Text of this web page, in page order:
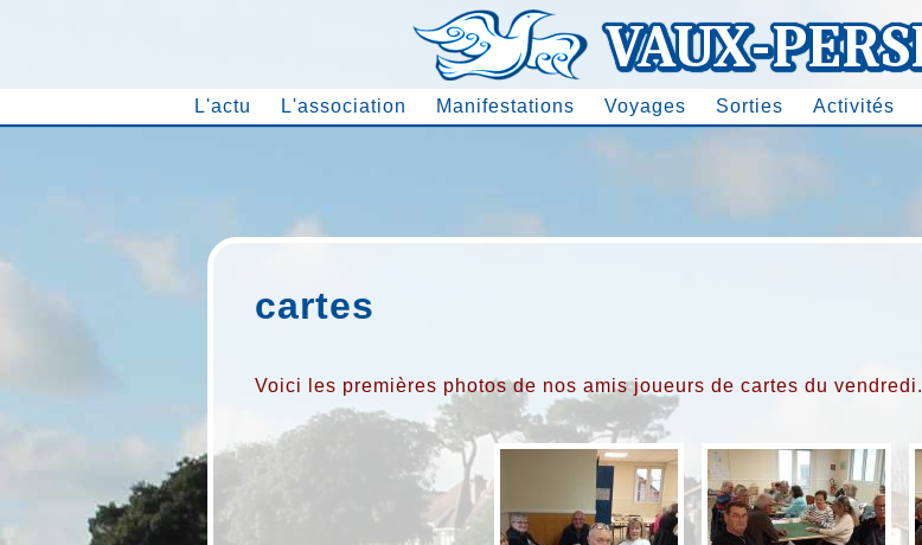
L'actu L'association Manifestations Voyages Sorties Activités
cartes
Voici les premières photos de nos amis joueurs de cartes du vendredi.